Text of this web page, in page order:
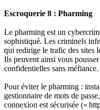
Escroquerie 8 : Pharming
Le pharming est un
sophistiqué. Les criminels
qui redirige le trafic des sites
Ils peuvent ainsi vous
confidentielles sans méfiance.
Pour éviter le pharming :
gestionnaire de mots de
connexion est sécurisée («